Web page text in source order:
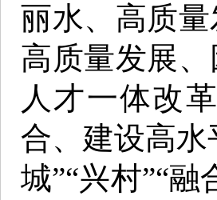
丽水、高质
高质量发展
人才一体改
合、建设高水
城”“兴村”“